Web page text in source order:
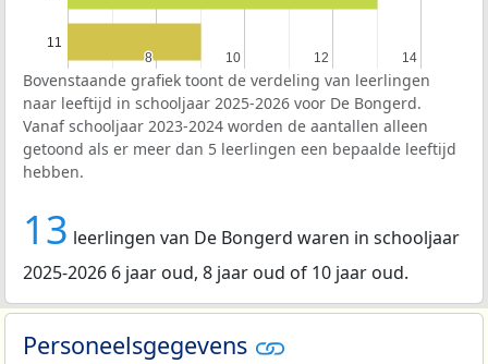
8
8 10
10 12
12 14
14
11
Bovenstaande grafiek toont de verdeling van leerlingen
naar leeftijd in schooljaar 2025-2026 voor De Bongerd.
Vanaf schooljaar 2023-2024 worden de aantallen alleen
getoond als er meer dan 5 leerlingen een bepaalde leeftijd
hebben.
13 leerlingen van De Bongerd waren in schooljaar
2025-2026 6 jaar oud, 8 jaar oud of 10 jaar oud.
Personeelsgegevens